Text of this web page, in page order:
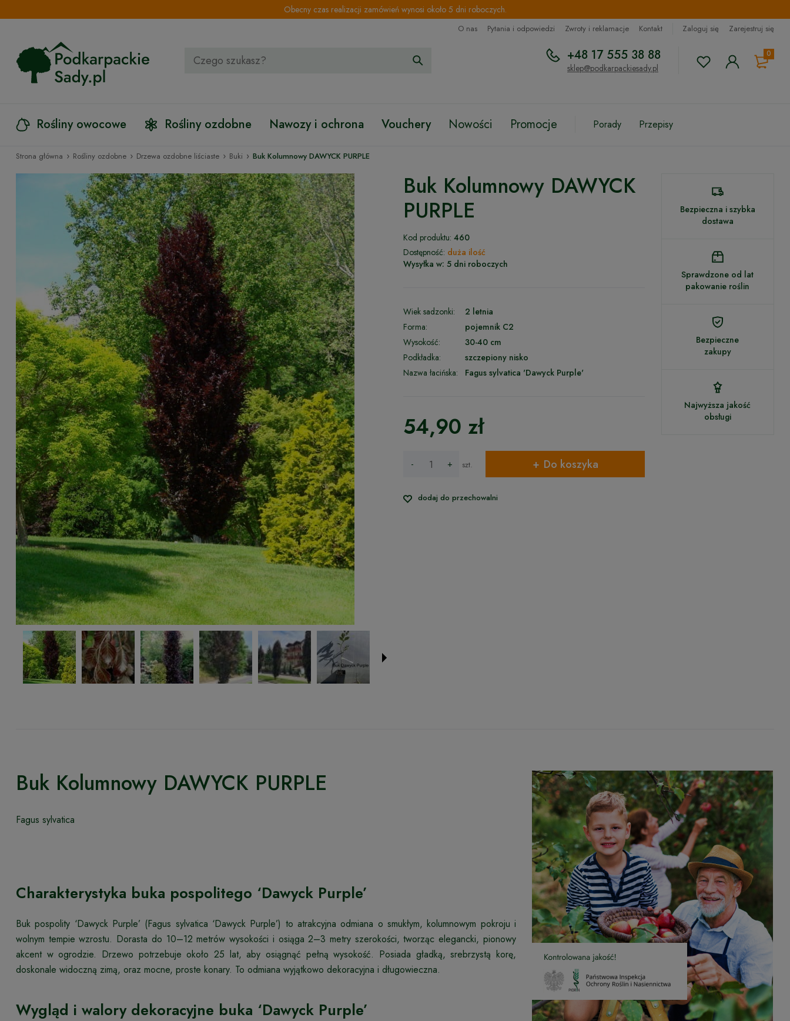
Obecny czas realizacji zamówień wynosi około 5 dni roboczych.
O nas Pytania i odpowiedzi Zwroty i reklamacje Kontakt Zaloguj się Zarejestruj się
0
+48 17 555 38 88
sklep@podkarpackiesady.pl
Rośliny owocowe Rośliny ozdobne Nawozy i ochrona Vouchery Nowości Promocje Porady Przepisy
Strona główna › Rośliny ozdobne › Drzewa ozdobne liściaste › Buki › Buk Kolumnowy DAWYCK PURPLE
Buk Kolumnowy DAWYCK
PURPLE
Kod produktu: 460
Dostępność: duża ilość
Wysyłka w: 5 dni roboczych
Wiek sadzonki:
2 letnia
Forma:
pojemnik C2
Wysokość:
30-40 cm
Podkładka:
szczepiony nisko
Nazwa łacińska:
Fagus sylvatica 'Dawyck Purple'
54,90 zł
- + szt. Do koszyka
dodaj do przechowalni
Bezpieczna i szybka
dostawa
Sprawdzone od lat
pakowanie roślin
Bezpieczne
zakupy
Najwyższa jakość
obsługi
Buk Kolumnowy DAWYCK PURPLE
Fagus sylvatica
Charakterystyka buka pospolitego ‘Dawyck Purple’
Buk pospolity ‘Dawyck Purple’ (Fagus sylvatica ‘Dawyck Purple’) to atrakcyjna odmiana o smukłym, kolumnowym pokroju i
wolnym tempie wzrostu. Dorasta do 10–12 metrów wysokości i osiąga 2–3 metry szerokości, tworząc elegancki, pionowy
akcent w ogrodzie. Drzewo potrzebuje około 25 lat, aby osiągnąć pełną wysokość. Posiada gładką, srebrzystą korę,
doskonale widoczną zimą, oraz mocne, proste konary. To odmiana wyjątkowo dekoracyjna i długowieczna.
Wygląd i walory dekoracyjne buka ‘Dawyck Purple’